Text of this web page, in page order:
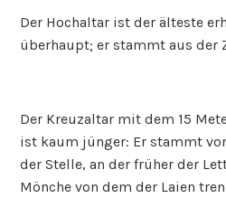
Der Hochaltar ist der älteste
überhaupt; er stammt aus der
Der Kreuzaltar mit dem 15
ist kaum jünger: Er stammt
der Stelle, an der früher der
Mönche von dem der Laien